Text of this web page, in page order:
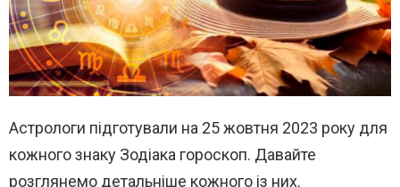
Астрологи підготували на 25 жовтня 2023 року для
кожного знаку Зодіака гороскоп. Давайте
розглянемо детальніше кожного із них.